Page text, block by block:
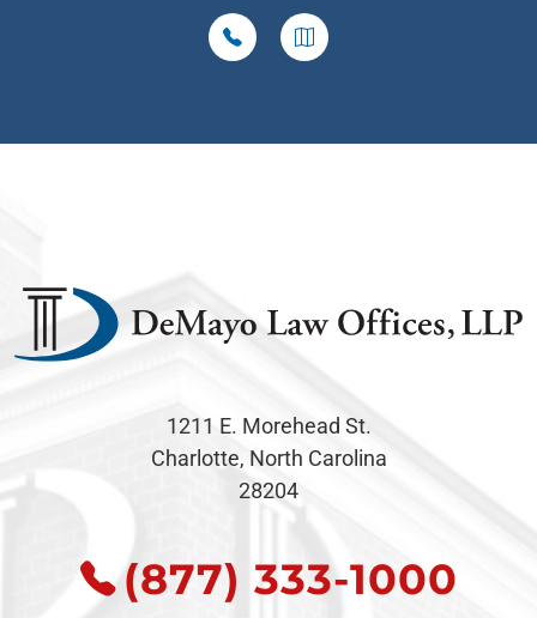
1211 E. Morehead St.
Charlotte, North Carolina
28204
(877) 333-1000